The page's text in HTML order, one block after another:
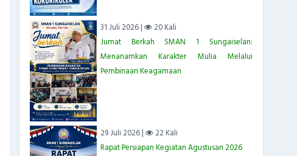
31 Juli 2026 |
20 Kali
Jumat Berkah SMAN 1 Sungaiselan:
Menanamkan Karakter Mulia Melalui
Pembinaan Keagamaan
29 Juli 2026 |
22 Kali
Rapat Persiapan Kegiatan Agustusan 2026